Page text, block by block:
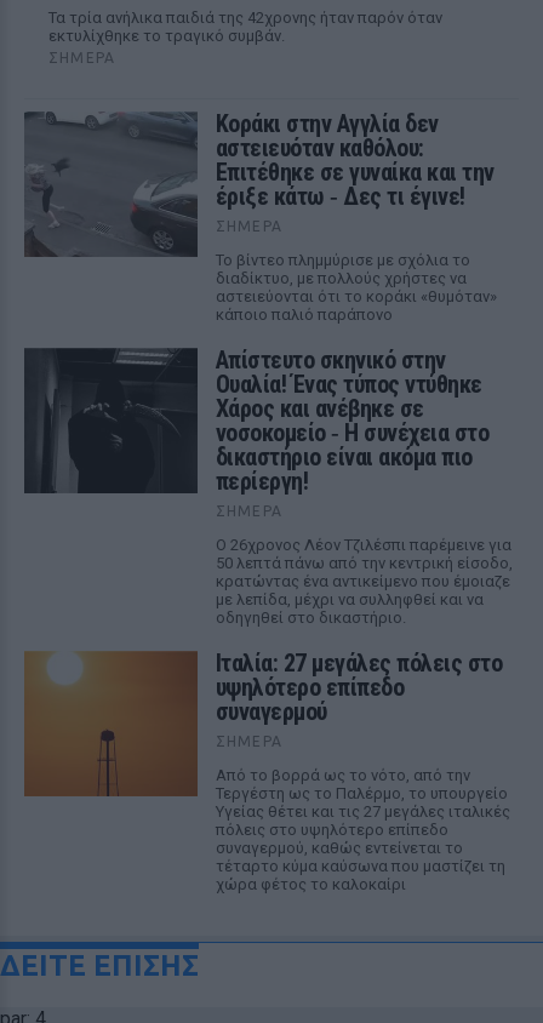
Τα τρία ανήλικα παιδιά της 42χρονης ήταν παρόν όταν
εκτυλίχθηκε το τραγικό συμβάν.
ΣΉΜΕΡΑ
Kοράκι στην Αγγλία δεν
αστειευόταν καθόλου:
Επιτέθηκε σε γυναίκα και την
έριξε κάτω ‑ Δες τι έγινε!
ΣΉΜΕΡΑ
Το βίντεο πλημμύρισε με σχόλια το
διαδίκτυο, με πολλούς χρήστες να
αστειεύονται ότι το κοράκι «θυμόταν»
κάποιο παλιό παράπονο
Απίστευτο σκηνικό στην
Ουαλία! Ένας τύπος ντύθηκε
Χάρος και ανέβηκε σε
νοσοκομείο ‑ H συνέχεια στο
δικαστήριο είναι ακόμα πιο
περίεργη!
ΣΉΜΕΡΑ
Ο 26χρονος Λέον Τζιλέσπι παρέμεινε για
50 λεπτά πάνω από την κεντρική είσοδο,
κρατώντας ένα αντικείμενο που έμοιαζε
με λεπίδα, μέχρι να συλληφθεί και να
οδηγηθεί στο δικαστήριο.
Ιταλία: 27 μεγάλες πόλεις στο
υψηλότερο επίπεδο
συναγερμού
ΣΉΜΕΡΑ
Από το βορρά ως το νότο, από την
Τεργέστη ως το Παλέρμο, το υπουργείο
Υγείας θέτει και τις 27 μεγάλες ιταλικές
πόλεις στο υψηλότερο επίπεδο
συναγερμού, καθώς εντείνεται το
τέταρτο κύμα καύσωνα που μαστίζει τη
χώρα φέτος το καλοκαίρι
ΔΕΙΤΕ ΕΠΙΣΗΣ